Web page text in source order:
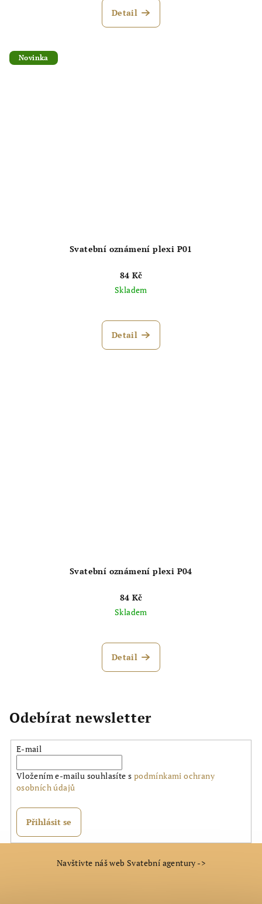
Detail
Novinka
Svatební oznámení plexi P01
84 Kč
Skladem
hodnocení
produktu
Detail
Svatební oznámení plexi P04
84 Kč
Skladem
hodnocení
produktu
hvězdiček.
Detail
Odebírat newsletter
E-mail
Vložením e-mailu souhlasíte s podmínkami ochrany
osobních údajů
Přihlásit se
Navštivte náš web Svatební agentury ->